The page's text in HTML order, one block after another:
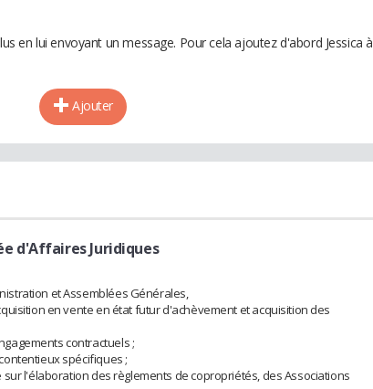
en lui envoyant un message. Pour cela ajoutez d'abord Jessica à
Ajouter
d'Affaires Juridiques
et Assemblées Générales,
en vente en état futur d'achèvement et acquisition des
contractuels ;
spécifiques ;
l'élaboration des règlements de copropriétés, des Associations